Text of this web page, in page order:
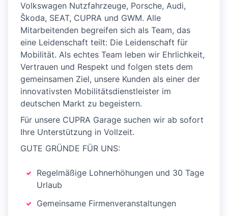
Volkswagen Nutzfahrzeuge, Porsche, Audi,
Škoda, SEAT, CUPRA und GWM. Alle
Mitarbeitenden begreifen sich als Team, das
eine Leidenschaft teilt: Die Leidenschaft für
Mobilität. Als echtes Team leben wir Ehrlichkeit,
Vertrauen und Respekt und folgen stets dem
gemeinsamen Ziel, unsere Kunden als einer der
innovativsten Mobilitätsdienstleister im
deutschen Markt zu begeistern.
Für unsere CUPRA Garage suchen wir ab sofort
Ihre Unterstützung in Vollzeit.
GUTE GRÜNDE FÜR UNS:
Regelmäßige Lohnerhöhungen und 30 Tage
Urlaub
Gemeinsame Firmenveranstaltungen